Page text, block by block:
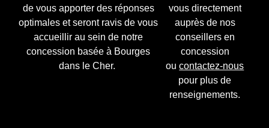
de vous apporter des réponses
optimales et seront ravis de vous
accueillir au sein de notre
concession basée à Bourges
dans le Cher.
vous directement
auprès de nos
conseillers en
concession
oucontactez-nous
pour plus de
renseignements.